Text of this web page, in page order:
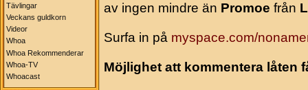
Tävlingar
Veckans guldkorn
Videor
Whoa
Whoa Rekommenderar
Whoa-TV
Whoacast
av ingen mindre än Promoe från
Surfa in på myspace.com/
Möjlighet att kommentera låten